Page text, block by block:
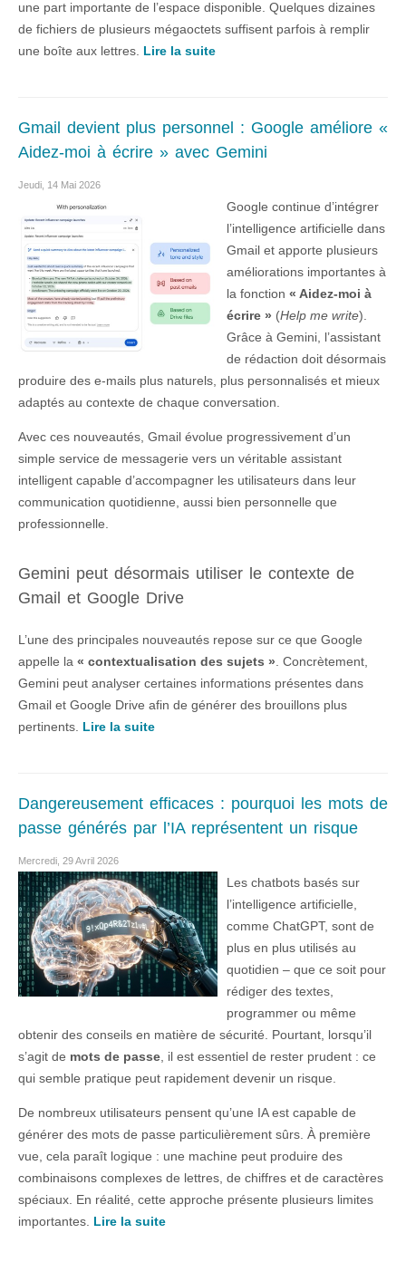
une part importante de l’espace disponible. Quelques dizaines
de fichiers de plusieurs mégaoctets suffisent parfois à remplir
une boîte aux lettres. Lire la suite
Gmail devient plus personnel : Google améliore «
Aidez-moi à écrire » avec Gemini
Jeudi, 14 Mai 2026
Google continue d’intégrer
l’intelligence artificielle dans
Gmail et apporte plusieurs
améliorations importantes à
la fonction « Aidez-moi à
écrire » (Help me write).
Grâce à Gemini, l’assistant
de rédaction doit désormais
produire des e-mails plus naturels, plus personnalisés et mieux
adaptés au contexte de chaque conversation.
Avec ces nouveautés, Gmail évolue progressivement d’un
simple service de messagerie vers un véritable assistant
intelligent capable d’accompagner les utilisateurs dans leur
communication quotidienne, aussi bien personnelle que
professionnelle.
Gemini peut désormais utiliser le contexte de
Gmail et Google Drive
L’une des principales nouveautés repose sur ce que Google
appelle la « contextualisation des sujets » . Concrètement,
Gemini peut analyser certaines informations présentes dans
Gmail et Google Drive afin de générer des brouillons plus
pertinents. Lire la suite
Dangereusement efficaces : pourquoi les mots de
passe générés par l’IA représentent un risque
Mercredi, 29 Avril 2026
Les chatbots basés sur
l’intelligence artificielle,
comme ChatGPT, sont de
plus en plus utilisés au
quotidien – que ce soit pour
rédiger des textes,
programmer ou même
obtenir des conseils en matière de sécurité. Pourtant, lorsqu’il
s’agit de mots de passe , il est essentiel de rester prudent : ce
qui semble pratique peut rapidement devenir un risque.
De nombreux utilisateurs pensent qu’une IA est capable de
générer des mots de passe particulièrement sûrs. À première
vue, cela paraît logique : une machine peut produire des
combinaisons complexes de lettres, de chiffres et de caractères
spéciaux. En réalité, cette approche présente plusieurs limites
importantes. Lire la suite